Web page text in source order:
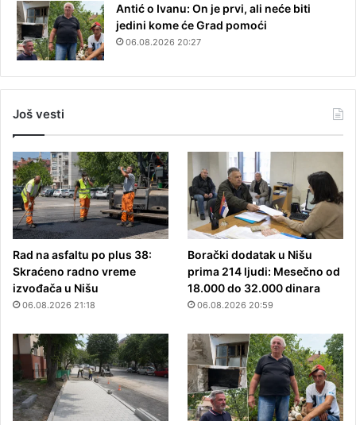
Antić o Ivanu: On je prvi, ali neće biti
jedini kome će Grad pomoći
06.08.2026 20:27
Još vesti
Rad na asfaltu po plus 38:
Skraćeno radno vreme
izvođača u Nišu
06.08.2026 21:18
Borački dodatak u Nišu
prima 214 ljudi: Mesečno od
18.000 do 32.000 dinara
06.08.2026 20:59